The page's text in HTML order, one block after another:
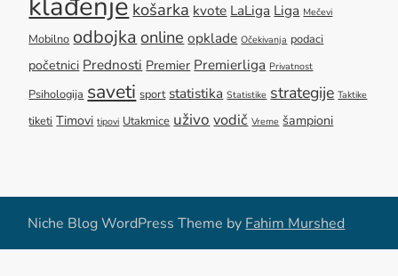
košarka kvote LaLiga Liga Mečevi
Mobilno odbojka online opklade Očekivanja podaci
početnici Prednosti Premier Premierliga Privatnost
Psihologija saveti sport statistika Statistike strategije Taktike
tiketi Timovi tipovi Utakmice uživo vodič Vreme šampioni
Niche Blog WordPress Theme by Fahim Murshed